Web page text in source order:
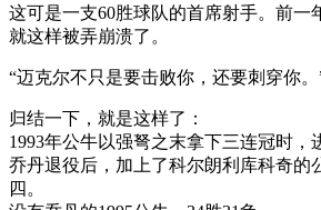
这可是一支60胜球队的首席射手。前一
就这样被弄崩溃了。
“迈克尔不只是要击败你，还要刺穿你。
归结一下，就是这样了：
1993年公牛以强弩之末拿下三连冠时，
乔丹退役后，加上了科尔朗利库科奇的
四。